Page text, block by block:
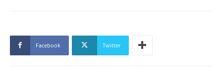
Facebook Twitter